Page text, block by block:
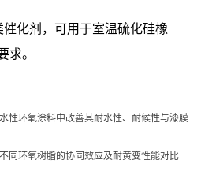
化剂，可用于室温硫化硅橡
求。
性环氧涂料中改善其耐水性、耐候性与漆膜
同环氧树脂的协同效应及耐黄变性能对比